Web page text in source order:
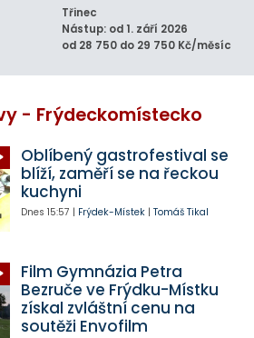
Třinec
Nástup: od 1. září 2026
od 28 750 do 29 750 Kč/měsíc
- Frýdeckomístecko
Oblíbený gastrofestival se
blíží, zaměří se na řeckou
kuchyni
Dnes 15:57 | Frýdek-Místek| Tomáš Tikal
Film Gymnázia Petra
Bezruče ve Frýdku-Místku
získal zvláštní cenu na
soutěži Envofilm